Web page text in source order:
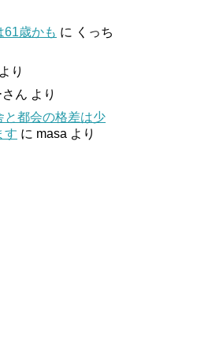
61歳かも に くっち
より
ん より
と都会の格差は少
す に masa より